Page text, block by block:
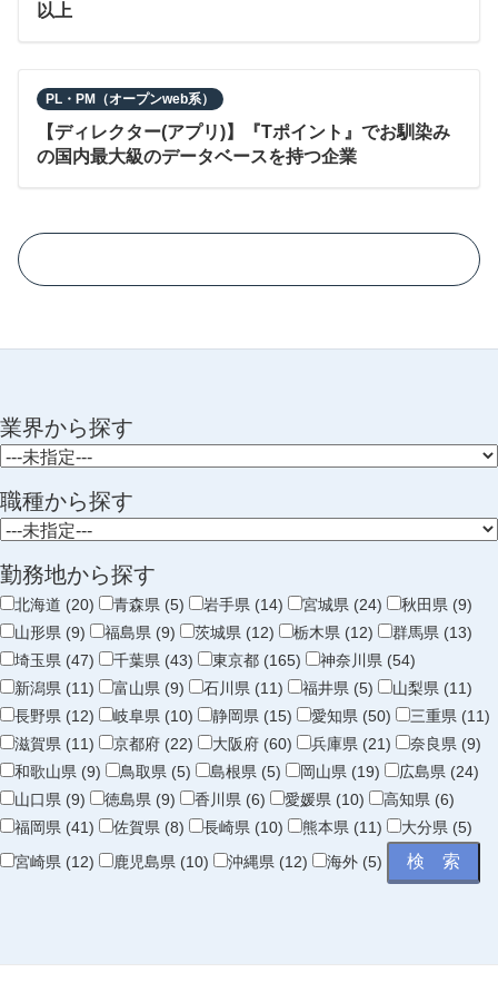
以上
PL・PM（オープンweb系）
【ディレクター(アプリ)】『Tポイント』でお馴染み
の国内最大級のデータベースを持つ企業
業界から探す
職種から探す
勤務地から探す
北海道 (20) 青森県 (5) 岩手県 (14) 宮城県 (24)
秋田県 (9)
山形県 (9)
福島県 (9) 茨城県 (12) 栃木県 (12)
群馬県 (13)
埼玉県 (47)
千葉県 (43) 東京都 (165)
神奈川県 (54)
新潟県 (11)
富山県 (9) 石川県 (11) 福井県 (5)
山梨県 (11)
長野県 (12)
岐阜県 (10) 静岡県 (15) 愛知県 (50)
三重県 (11)
滋賀県 (11)
京都府 (22) 大阪府 (60) 兵庫県 (21)
奈良県 (9)
和歌山県 (9)
鳥取県 (5) 島根県 (5) 岡山県 (19)
広島県 (24)
山口県 (9)
徳島県 (9) 香川県 (6) 愛媛県 (10)
高知県 (6)
福岡県 (41)
佐賀県 (8) 長崎県 (10) 熊本県 (11)
大分県 (5)
宮崎県 (12)
鹿児島県 (10) 沖縄県 (12) 海外 (5)